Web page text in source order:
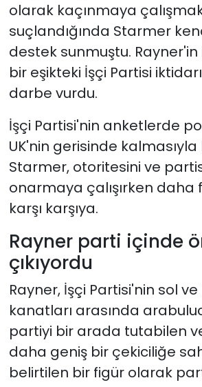
olarak kaçınmaya
suçlandığında Starmer
destek sunmuştu. Rayner'in
bir eşikteki İşçi Partisi
darbe vurdu.
İşçi Partisi'nin anketlerde
UK'nin gerisinde
Starmer, otoritesini ve
onarmaya çalışırken daha
karşı karşıya.
Rayner parti içinde
çıkıyordu
Rayner, İşçi Partisi'nin sol
kanatları arasında
partiyi bir arada tutabilen
daha geniş bir çekiciliğe
belirtilen bir figür olarak